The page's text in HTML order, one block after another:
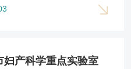
妇产科学重点实验室